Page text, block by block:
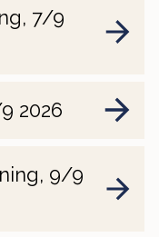
7/9
2026
9/9